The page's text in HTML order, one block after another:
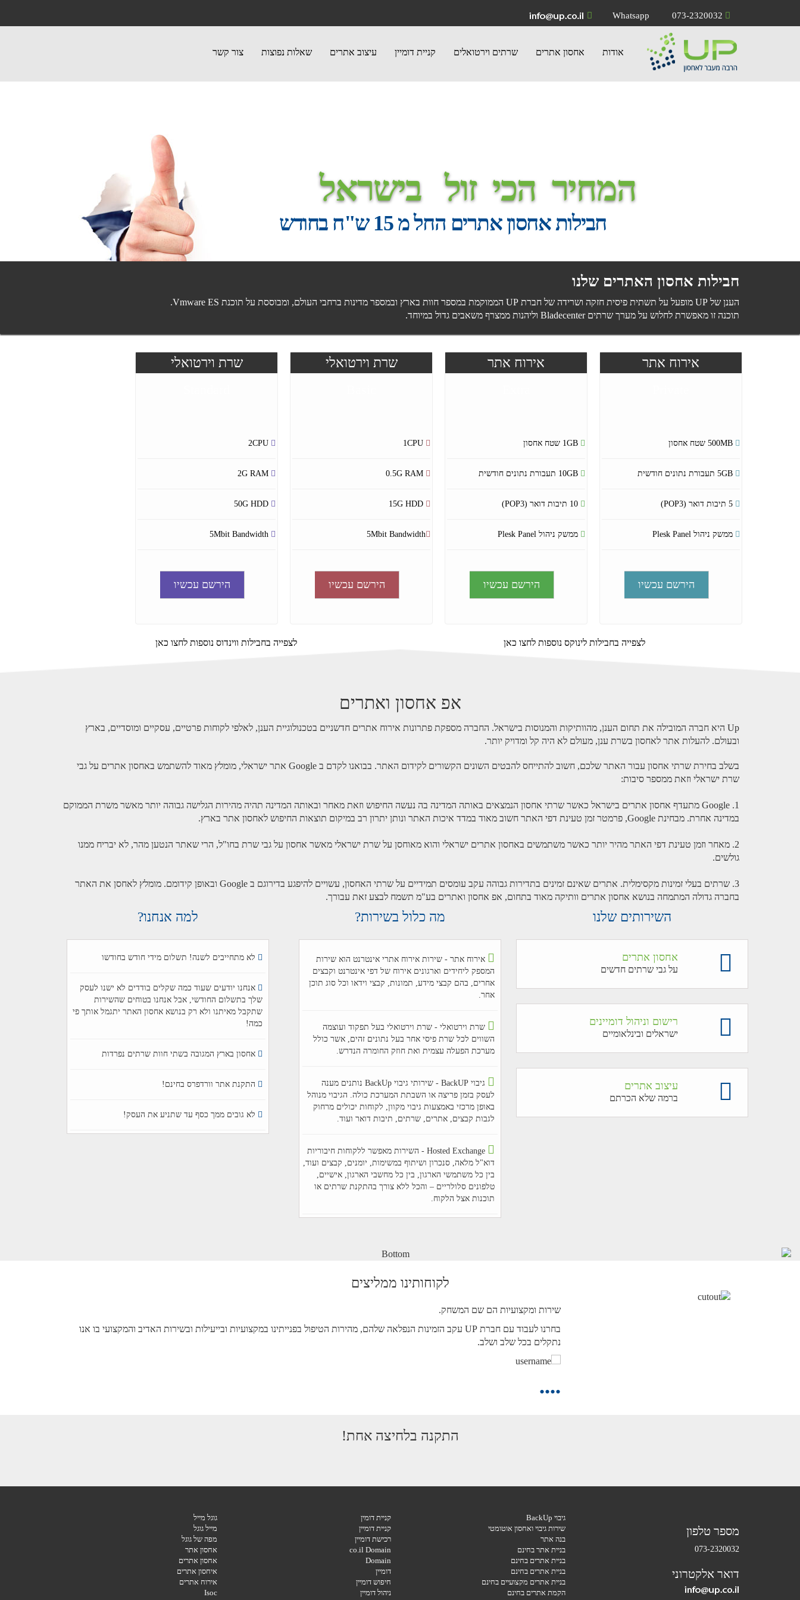
073-2320032
Whatsapp
אודות אחסון אתרים שרתים וירטואלים קניית דומיין‎ עיצוב אתרים שאלות נפוצות צור קשר
המחיר הכי זול בישראל
חבילות אחסון אתרים החל מ 15 ש"ח בחודש
חבילות אחסון האתרים שלנו
הענן של UP מופעל על תשתית פיסית חזקה ושרידה של חברת UP הממוקמת במספר חוות בארץ ובמספר מדינות ברחבי העולם, ומבוססת על תוכנת Vmware ES.
תוכנה זו מאפשרת לחלוש על מערך שרתים Bladecenter וליהנות ממצרף משאבים גדול במיוחד.
אירוח אתר
ממשק ניהול Plesk Panel
אירוח אתר
ממשק ניהול Plesk Panel
שרת וירטואלי
5Mbit Bandwidth
שרת וירטואלי
לצפייה בחבילות לינוקס נוספות לחצו כאן לצפייה בחבילות ווינדוס נוספות לחצו כאן
אפ אחסון ואתרים
Up היא חברה המובילה את תחום הענן, מהוותיקות והמנוסות בישראל. החברה מספקת פתרונות אירוח אתרים חדשניים בטכנולוגיית הענן, לאלפי לקוחות פרטיים, עסקיים ומוסדיים, בארץ
ובעולם. להעלות אתר לאחסון בשרת ענן, מעולם לא היה קל ומדויק יותר.
בשלב בחירת שרתי אחסון עבור האתר שלכם, חשוב להתייחס להבטים השונים הקשורים לקידום האתר. בבואנו לקדם ב Google אתר ישראלי, מומלץ מאוד להשתמש באחסון אתרים על גבי
שרת ישראלי וזאת ממספר סיבות:
1. Google מתעדף אחסון אתרים בישראל כאשר שרתי אחסון הנמצאים באותה המדינה בה נעשה החיפוש וזאת מאחר ובאותה המדינה תהיה מהירות הגלישה גבוהה יותר מאשר משרת הממוקם
במדינה אחרת. מבחינת Google, פרמטר זמן טעינת דפי האתר חשוב מאוד במדד איכות האתר ונותן יתרון רב במיקום תוצאות החיפוש לאחסון אתר בארץ.
2. מאחר וזמן טעינת דפי האתר מהיר יותר כאשר משתמשים באחסון אתרים ישראלי והוא מאוחסן על שרת ישראלי מאשר אחסון על גבי שרת בחו"ל, הרי שאתר הנטען מהר, לא יבריח ממנו
גולשים.
3. שרתים בעלי זמינות מקסימלית. אתרים שאינם זמינים בתדירות גבוהה עקב עומסים תמידיים על שרתי האחסון, עשויים להיפגע בדירוגם ב Google ובאופן קידומם. מומלץ לאחסן את האתר
בחברה גדולה המתמחה בנושא אחסון אתרים וותיקה מאוד בתחום, אפ אחסון ואתרים בע"מ תשמח לבצע זאת עבורך.
השירותים שלנו
אחסון אתרים
על גבי שרתים חדשים
רישום וניהול דומיינים
ישראלים ובינלאומיים
עיצוב אתרים
ברמה שלא הכרתם
מה כלול בשירות?
אירוח אתר - שירות אירוח אתרי אינטרנט הוא שירות
המספק ליחידים וארגונים אירוח של דפי אינטרנט וקבצים
אחרים, בהם קבצי מידע, תמונות, קבצי וידאו וכל סוג תוכן
אחר.
שרת וירטואלי - שרת וירטואלי בעל תפקוד ועוצמה
השווים לכל שרת פיסי אחר בעל נתונים זהים, אשר כולל
מערכת הפעלה עצמית ואת חוזק החומרה הנדרש.
גיבוי BackUP - שירותי גיבוי BackUp נותנים מענה
לעסק בזמן פריצה או השבתת המערכת כולה. הגיבוי מנוהל
באופן מרכזי באמצעות גיבוי מקוון, לקוחות יכולים מרחוק
לגבות קבצים, אתרים, שרתים, תיבות דואר ועוד.
Hosted Exchange - השירות מאפשר ללקוחות חיבוריות
דוא"ל מלאה, סנכרון ושיתוף במשימות, יומנים, קבצים ועוד,
בין כל משתמשי הארגון, בין כל מחשבי הארגון, אישיים,
טלפונים סלולריים – והכל ללא צורך בהתקנת שרתים או
תוכנות אצל הלקוח.
למה אנחנו?
לא מתחייבים לשנה! תשלום מידי חודש בחודשו
אנחנו יודעים שעוד כמה שקלים בודדים לא ישנו לעסק
שלך בתשלום החודשי, אבל אנחנו בטוחים שהשירות
שתקבל מאיתנו ולא רק בנושא אחסון האתר יתגמל אותך פי
כמה!
אחסון בארץ המגובה בשתי חוות שרתים נפרדות
התקנת אתר וורדפרס בחינם!
לא גובים ממך כסף עד שתניע את העסק!
לקוחותינו ממליצים
שירות ומקצועיות הם שם המשחק.
בחרנו לעבוד עם חברת UP עקב הזמינות הנפלאה שלהם, מהירות הטיפול בפנייתינו במקצועיות ובייעילות ובשירות האדיב והמקצועי בו אנו
נתקלים בכל שלב ושלב.
לאחר חיפוש מעמיק אחר חברה לאחסון אתרים בארץ מצאתי את חברת UP אחסון ואתרים.
משלב ההצטרפות אליהם אני נהנה מפאנל ניהול פשוט ונוח, משירות אגיב ומחייך ומזמינות 24/7. בממשך שנה בה אני מאחסן את אתרי
בחברת UP, אפס תקלות. תודה על שירות מהיר ואמין מליץ בחום
•
•
•
•
התקנה בלחיצה אחת!
מספר טלפון
073-2320032
דואר אלקטרוני
גיבוי BackUp
שירות גיבוי ואחסון אוטומטי
בנה אתר
בניית אתר בחינם
בניית אתרים בחינם
בניית אתרים בחינם
בניית אתרים מקצועיים בחינם
הקמת אתרים בחינם
קניית דומין
קניית דומיין
רכישת דומיין
co.il Domain
Domain
דומיין
חיפוש דומיין
ניהול דומיין
גוגל מייל
מייל גוגל
מפה של גוגל
אחסון אתר
אחסון אתרים
איחסון אתרים
אירוח אתרים
Isoc